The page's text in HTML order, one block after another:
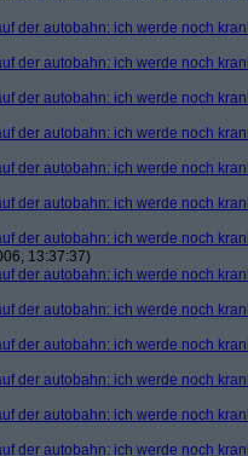
der autobahn: ich werde noch
der autobahn: ich werde noch
der autobahn: ich werde noch
der autobahn: ich werde noch
der autobahn: ich werde noch
der autobahn: ich werde noch
der autobahn: ich werde noch
13:37:37)
der autobahn: ich werde noch
der autobahn: ich werde noch
der autobahn: ich werde noch
der autobahn: ich werde noch
der autobahn: ich werde noch
der autobahn: ich werde noch